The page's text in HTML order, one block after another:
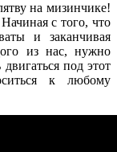
на мизинчике!
с того, что
и заканчивая
из нас, нужно
под этот
к любому